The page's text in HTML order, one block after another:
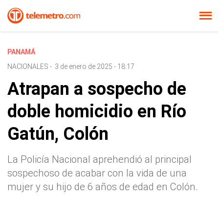
PANAMÁ
NACIONALES - 3 de enero de 2025 - 18:17
Atrapan a sospecho de
doble homicidio en Río
Gatún, Colón
La Policía Nacional aprehendió al principal
sospechoso de acabar con la vida de una
mujer y su hijo de 6 años de edad en Colón.